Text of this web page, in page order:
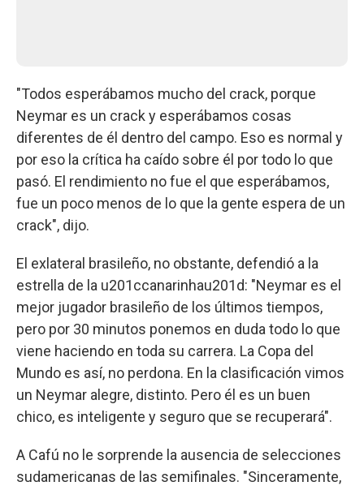
"Todos esperábamos mucho del crack, porque
Neymar es un crack y esperábamos cosas
diferentes de él dentro del campo. Eso es normal y
por eso la crítica ha caído sobre él por todo lo que
pasó. El rendimiento no fue el que esperábamos,
fue un poco menos de lo que la gente espera de un
crack", dijo.
El exlateral brasileño, no obstante, defendió a la
estrella de la u201ccanarinhau201d: "Neymar es el
mejor jugador brasileño de los últimos tiempos,
pero por 30 minutos ponemos en duda todo lo que
viene haciendo en toda su carrera. La Copa del
Mundo es así, no perdona. En la clasificación vimos
un Neymar alegre, distinto. Pero él es un buen
chico, es inteligente y seguro que se recuperará".
A Cafú no le sorprende la ausencia de selecciones
sudamericanas de las semifinales. "Sinceramente,